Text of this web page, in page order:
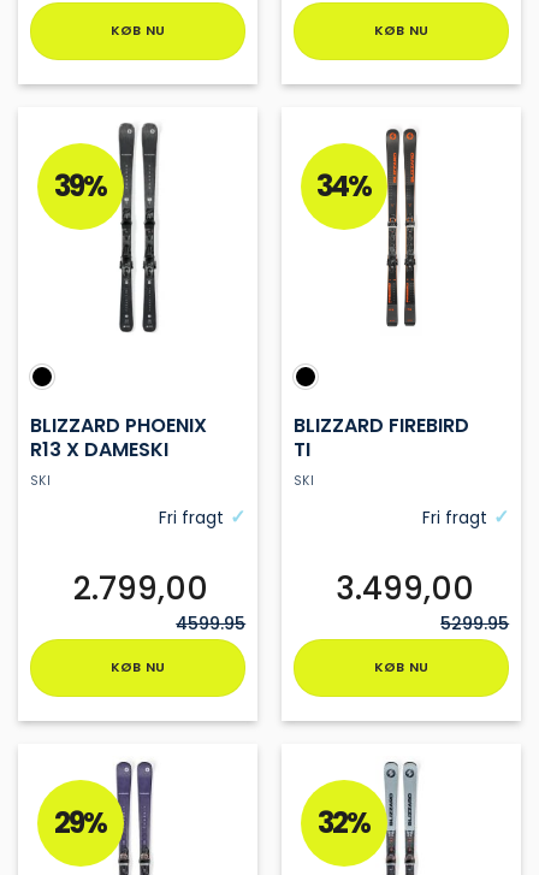
KØB NU
vare
har
flere
varianter.
Mulighederne
kan
vælges
på
varesiden
KØB NU
vare
flere
varianter.
Mulighederne
kan
vælges
på
varesiden
39%
SKI
BLIZZARD PHOENIX
R13 X DAMESKI
Fri fragt
KØB NU
vare
har
flere
varianter.
Mulighederne
kan
4599.95
2.799,00
34%
SKI
BLIZZARD FIREBIRD
TI
Fri fragt
KØB NU
vare
har
flere
varianter.
Mulighederne
kan
5299.95
3.499,00
29% 32%